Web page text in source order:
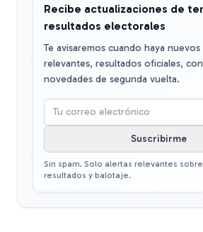
Recibe actualizaciones de
resultados electorales
Te avisaremos cuando haya
relevantes, resultados oficiales,
novedades de segunda vuelta.
Suscribirme
Sin spam. Solo alertas relevantes
resultados y balotaje.